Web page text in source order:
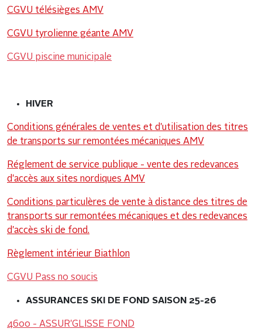
CGVU télésièges AMV
CGVU tyrolienne géante AMV
CGVU piscine municipale
HIVER
Conditions générales de ventes et d'utilisation des titres
de transports sur remontées mécaniques AMV
Réglement de service publique - vente des redevances
d'accès aux sites nordiques AMV
Conditions particulères de vente à distance des titres de
transports sur remontées mécaniques et des redevances
d'accès ski de fond.
Règlement intérieur Biathlon
CGVU Pass no soucis
ASSURANCES SKI DE FOND SAISON 25-26
4600 - ASSUR'GLISSE FOND